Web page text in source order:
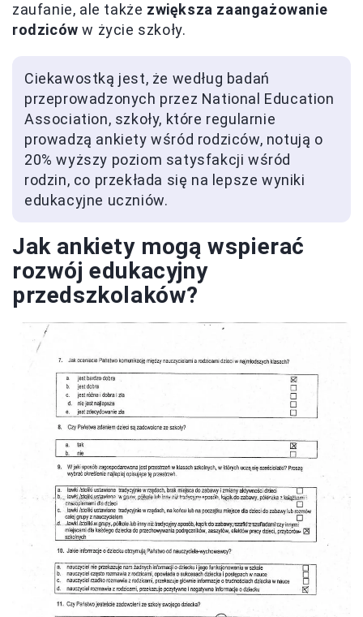
zaufanie, ale także zwiększa zaangażowanie
rodziców w życie szkoły.
Ciekawostką jest, że według badań
przeprowadzonych przez National Education
Association, szkoły, które regularnie
prowadzą ankiety wśród rodziców, notują o
20% wyższy poziom satysfakcji wśród
rodzin, co przekłada się na lepsze wyniki
edukacyjne uczniów.
Jak ankiety mogą wspierać
rozwój edukacyjny
przedszkolaków?